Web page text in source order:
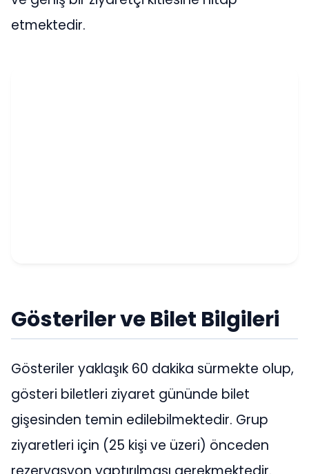
etmektedir.
Gösteriler ve Bilet Bilgileri
Gösteriler yaklaşık 60 dakika sürmekte olup,
gösteri biletleri ziyaret gününde bilet
gişesinden temin edilebilmektedir. Grup
ziyaretleri için (25 kişi ve üzeri) önceden